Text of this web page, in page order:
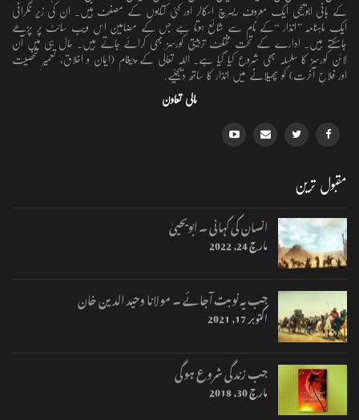
کے بانی ابویحییٰ ایک معروف ریسرچ اسکالر اور کئی کتابوں کے مصنف ہیں۔ ان کی زیر نگرانی
ایک ماہنامہ ’’انذار ‘‘کے نام سے شائع ہوتا ہے جس کے مضامین اس ویب سائٹ پر پڑھے
جاسکتے ہیں۔ ادارے کے تحت مختلف تربیتی کورسز بھی کرائے جاتے ہیں۔ حال ہی میں آن
لائن کورسز کا سلسلہ بھی شروع کیا گیا ہے۔ اللہ تعالٰی کے پیغام (ایمان و اخلاق، تعمیرِ شخصیت
اور فلاحِ آخرت) کو پھیلانے میں انذار کا ساتھ دیجئیے.
مالی تعاون
مقبول ترین
انسان کی کہانی ۔ ابویحییٰ
مارچ 24, 2022
جب یہ نوبت آجائے ۔ مولانا وحید الدین خان
اکتوبر 17, 2021
جب زندگی شروع ہوگی
مارچ 30, 2018